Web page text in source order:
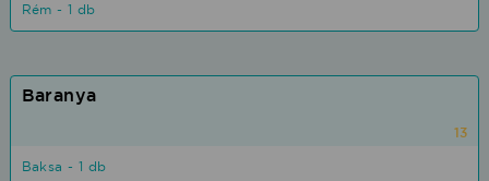
Rém - 1 db
Baranya
13
Baksa - 1 db